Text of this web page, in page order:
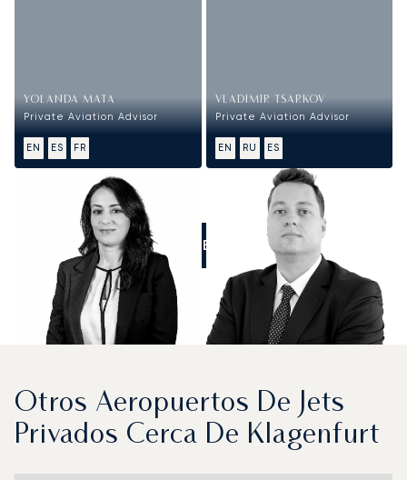
YOLANDA MATA
Private Aviation Advisor
EN ES FR
VLADIMIR TSARKOV
Private Aviation Advisor
EN RU ES
LLÁMENOS
Otros Aeropuertos De Jets
Privados Cerca De Klagenfurt